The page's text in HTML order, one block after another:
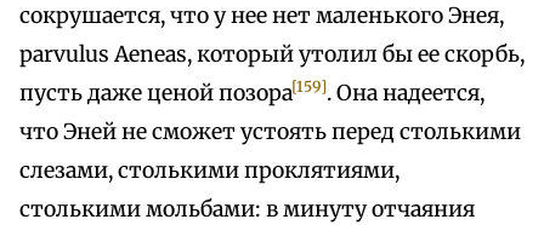
сокрушается, что у нее нет маленького Энея,
parvulus Aeneas, который утолил бы ее скорбь,
пусть даже ценой позора[159]. Она надеется,
что Эней не сможет устоять перед столькими
слезами, столькими проклятиями,
столькими мольбами: в минуту отчаяния